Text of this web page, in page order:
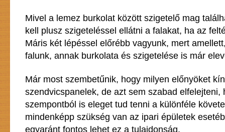
Mivel a lemez burkolat között szigetelő mag
kell plusz szigeteléssel ellátni a falakat, ha az
Máris két lépéssel előrébb vagyunk, mert
falunk, annak burkolata és szigetelése is már
Már most szembetűnik, hogy milyen előnyöket
szendvicspanelek, de azt sem szabad elfelejteni,
szempontból is eleget tud tenni a különféle
mindenképp szükség van az ipari épületek
egyaránt fontos lehet ez a tulajdonság.